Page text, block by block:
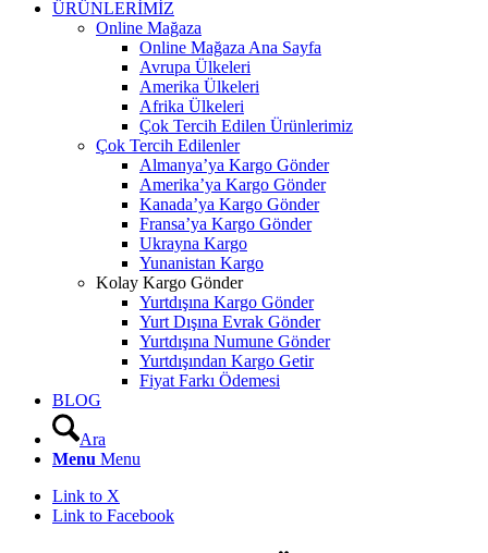
ÜRÜNLERİMİZ
Online Mağaza
Online Mağaza Ana Sayfa
Avrupa Ülkeleri
Amerika Ülkeleri
Afrika Ülkeleri
Çok Tercih Edilen Ürünlerimiz
Çok Tercih Edilenler
Almanya’ya Kargo Gönder
Amerika’ya Kargo Gönder
Kanada’ya Kargo Gönder
Fransa’ya Kargo Gönder
Ukrayna Kargo
Yunanistan Kargo
Kolay Kargo Gönder
Yurtdışına Kargo Gönder
Yurt Dışına Evrak Gönder
Yurtdışına Numune Gönder
Yurtdışından Kargo Getir
Fiyat Farkı Ödemesi
BLOG
Ara
Menu Menu
Link to X
Link to Facebook